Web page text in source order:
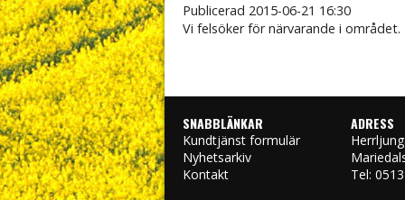
Carl-Oscar Hermansson Pontus Lennstrand Simon Fiilpsson
Publicerad 2015-06-21 16:30
Vi felsöker för närvarande i området.
SNABBLÄNKAR
Kundtjänst formulär
Nyhetsarkiv
Kontakt
ADRESS
Tel: